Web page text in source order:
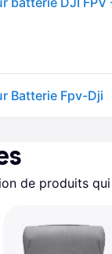
Batterie Fpv-Dji
de produits